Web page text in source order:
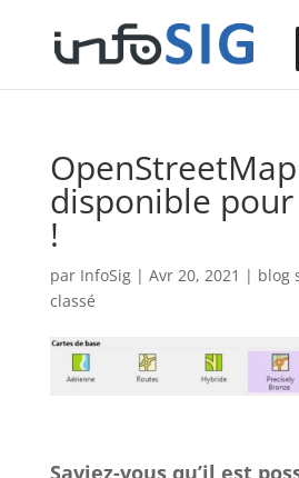
OpenStreetMap
disponible
!
par InfoSig| Avr 20, 2021 | blog
classé
Saviez-vous qu’il est